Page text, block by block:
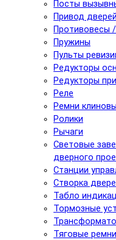
Посты
Привод
Противовесы
Пружины
Пульты
Редукторы
Редукторы
Реле
Ремни
Ролики
Рычаги
Световые
дверного
Станции
Створка
Табло
Тормозные
Тяговые